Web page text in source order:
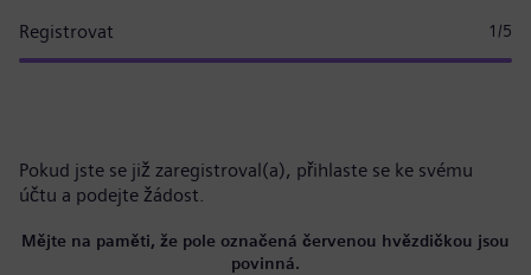
Registrovat 1 /5
Pokud jste se již zaregistroval(a), přihlaste se ke svému
účtu a podejte žádost.
Mějte na paměti, že pole označená červenou hvězdičkou jsou
povinná.